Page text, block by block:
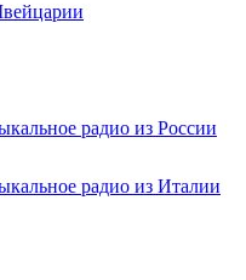
радио из России
радио из Италии